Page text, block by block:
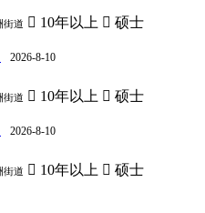
街道  10年以上  硕士
2026-8-10
街道  10年以上  硕士
2026-8-10
街道  10年以上  硕士